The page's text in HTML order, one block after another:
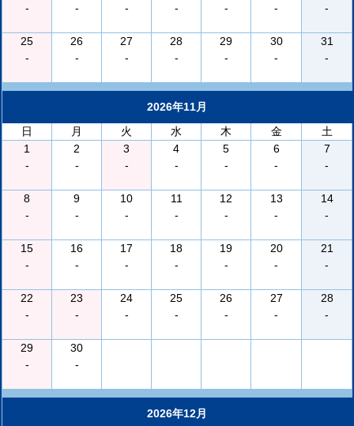
- - - - - - -
25
-
26
-
27
-
28
-
29
-
30
-
31
-
2026年11月
日
月 火 水 木 金
土
1
-
2
-
3
-
4
-
5
-
6
-
7
-
8
-
9
-
10
-
11
-
12
-
13
-
14
-
15
-
16
-
17
-
18
-
19
-
20
-
21
-
22
-
23
-
24
-
25
-
26
-
27
-
28
-
29
-
30
-
2026年12月